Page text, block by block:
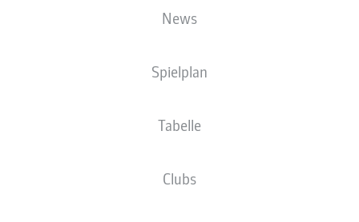
News
Spielplan
Tabelle
Clubs
EINTRACHT BRAUNSCHWEIG